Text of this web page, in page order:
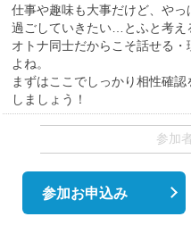
仕事や趣味も大事だけど、や
過ごしていきたい…とふと考え
オトナ同士だからこそ話せる
よね。
まずはここでしっかり相性確
しましょう！
参加
参加お申込み